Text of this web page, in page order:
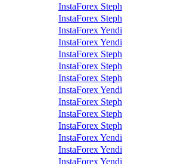
InstaForex Steph
InstaForex Steph
InstaForex Yendi
InstaForex Yendi
InstaForex Steph
InstaForex Steph
InstaForex Steph
InstaForex Yendi
InstaForex Steph
InstaForex Steph
InstaForex Steph
InstaForex Yendi
InstaForex Yendi
InstaForex Yendi